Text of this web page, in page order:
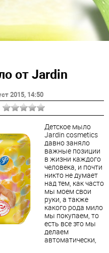
от Jardin
2015, 14:50
Детское мыло
Jardin cosmetics
давно заняло
важные позиции
в жизни каждого
человека, и почти
никто не думает
над тем, как часто
мы моем свои
руки, а также
какого рода мило
мы покупаем, то
есть все это мы
делаем
автоматически,